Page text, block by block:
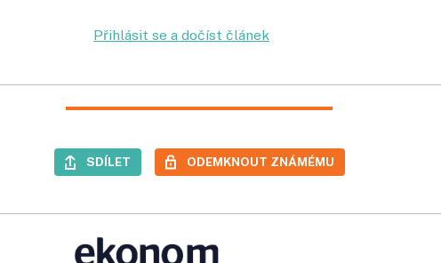
Přihlásit se a dočíst článek
SDÍLET ODEMKNOUT ZNÁMÉMU